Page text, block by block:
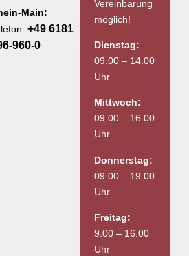
Main:
+49 6181
960-0
Vereinbarung
möglich!
Dienstag:
09.00 – 14.00
Uhr
Mittwoch:
09.00 – 16.00
Uhr
Donnerstag:
09.00 – 19.00
Uhr
Freitag:
9.00 – 16.00
Uhr